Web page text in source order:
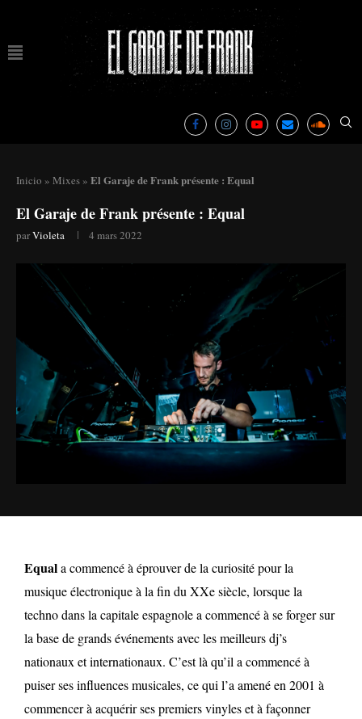
Inicio » Mixes » El Garaje de Frank présente : Equal
El Garaje de Frank présente : Equal
parVioleta 4 mars 2022
Equala commencé à éprouver de la curiosité pour la
musique électronique à la fin du XXe siècle, lorsque la
techno dans la capitale espagnole a commencé à se forger sur
la base de grands événements avec les meilleurs dj’s
nationaux et internationaux. C’est là qu’il a commencé à
puiser ses influences musicales, ce qui l’a amené en 2001 à
commencer à acquérir ses premiers vinyles et à façonner